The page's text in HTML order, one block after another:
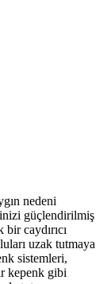
nedeni
güçlendirilmiş
caydırıcı
uzak tutmaya
sistemleri,
kepenk gibi